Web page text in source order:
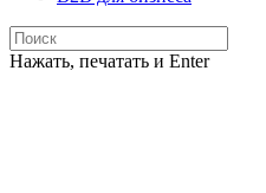
Нажать, печатать и Enter